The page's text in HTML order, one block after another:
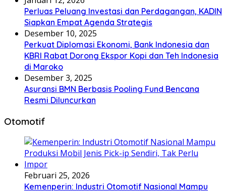
Perluas Peluang Investasi dan Perdagangan, KADIN
Siapkan Empat Agenda Strategis
Desember 10, 2025
Perkuat Diplomasi Ekonomi, Bank Indonesia dan
KBRI Rabat Dorong Ekspor Kopi dan Teh Indonesia
di Maroko
Desember 3, 2025
Asuransi BMN Berbasis Pooling Fund Bencana
Resmi Diluncurkan
Otomotif
Februari 25, 2026
Kemenperin: Industri Otomotif Nasional Mampu